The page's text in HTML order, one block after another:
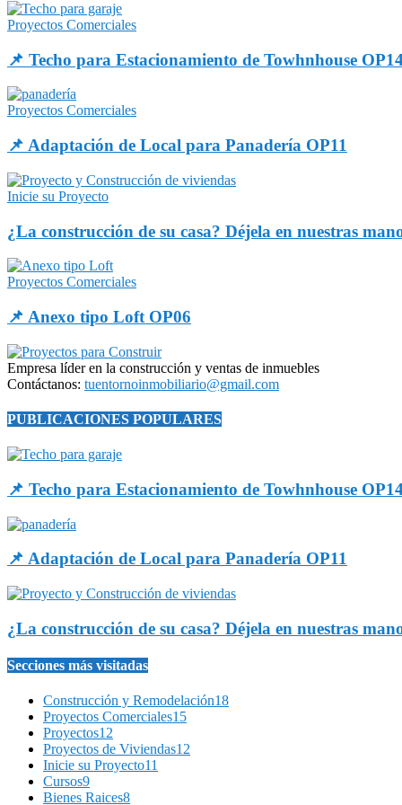
Proyectos Comerciales
📌 Techo para Estacionamiento de Towhnhouse
Proyectos Comerciales
📌 Adaptación de Local para Panadería OP11
Inicie su Proyecto
¿La construcción de su casa? Déjela en nuestras
Proyectos Comerciales
📌 Anexo tipo Loft OP06
Empresa líder en la construcción y ventas de inmuebles
Contáctanos: tuentornoinmobiliario@gmail.com
PUBLICACIONES POPULARES
📌 Techo para Estacionamiento de Towhnhouse
📌 Adaptación de Local para Panadería OP11
¿La construcción de su casa? Déjela en nuestras
Secciones más visitadas
Construcción y Remodelación18
Proyectos Comerciales15
Proyectos12
Proyectos de Viviendas12
Inicie su Proyecto11
Cursos9
Bienes Raices8